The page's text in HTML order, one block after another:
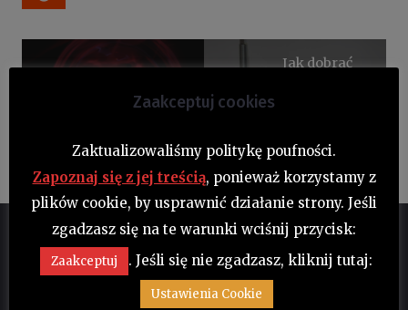
Jak dobrać
Masz pytania? Chcesz zamówić
produkt?
Zaakceptuj cookies
Zaktualizowaliśmy politykę poufności.
Zapoznaj się z jej treścią, ponieważ korzystamy z
plików cookie, by usprawnić działanie strony. Jeśli
zgadzasz się na te warunki wciśnij przycisk:
Zaakceptuj . Jeśli się nie zgadzasz, kliknij tutaj:
Ustawienia Cookie